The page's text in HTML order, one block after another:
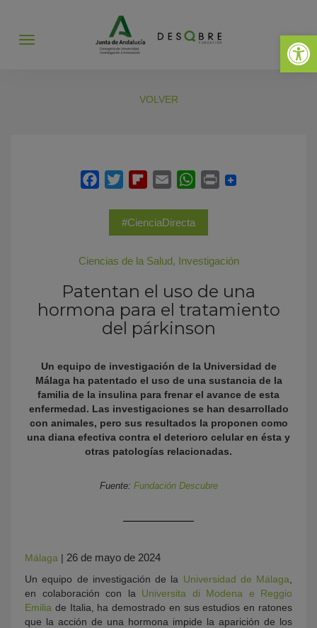
Abrir
Abrir
VOLVER
#CienciaDirecta
Ciencias de la Salud, Investigación
Patentan el uso de una
hormona para el tratamiento
del párkinson
Un equipo de investigación de la Universidad de
Málaga ha patentado el uso de una sustancia de la
familia de la insulina para frenar el avance de esta
enfermedad. Las investigaciones se han desarrollado
con animales, pero sus resultados la proponen como
una diana efectiva contra el deterioro celular en ésta y
otras patologías relacionadas.
Fuente: Fundación Descubre
Málaga | 26 de mayo de 2024
Un equipo de investigación de la Universidad de Málaga
en colaboración con la Universita di Modena e Reggio
Emilia de Italia, ha demostrado en sus estudios en ratones
que la acción de una hormona impide la aparición de los